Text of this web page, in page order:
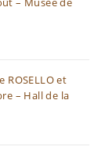
ROSELLO et
– Hall de la